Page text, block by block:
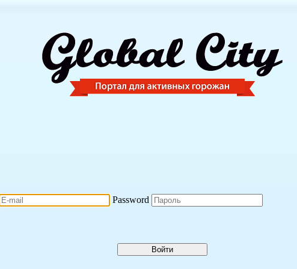
Password
Войти